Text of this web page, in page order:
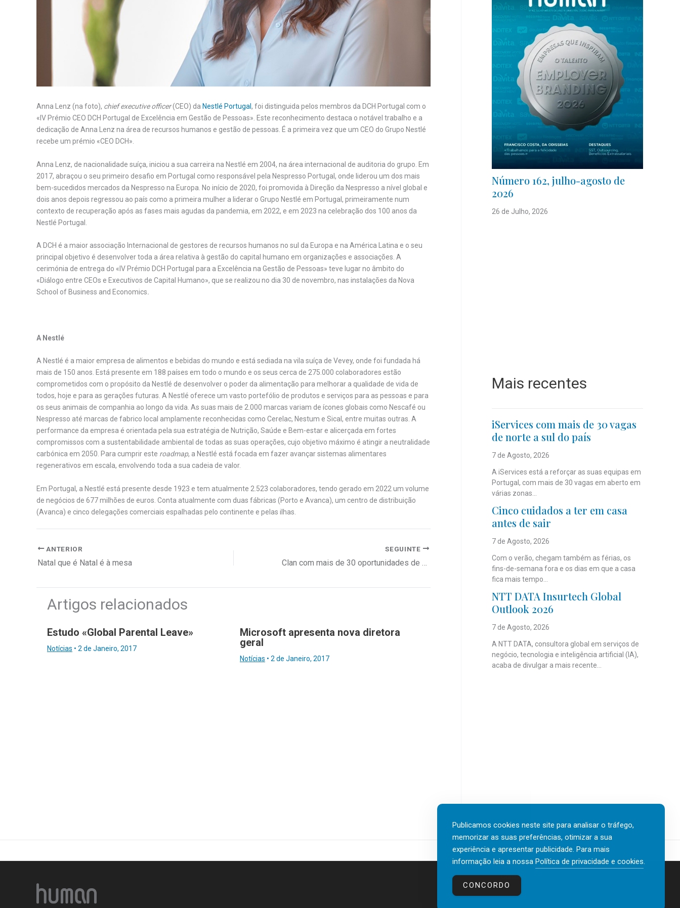
Anna Lenz (na foto), chief executive officer(CEO) da Nestlé Portugal, foi distinguida pelos membros da DCH Portugal com o
«IV Prémio CEO DCH Portugal de Excelência em Gestão de Pessoas». Este reconhecimento destaca o notável trabalho e a
dedicação de Anna Lenz na área de recursos humanos e gestão de pessoas. É a primeira vez que um CEO do Grupo Nestlé
recebe um prémio «CEO DCH».
Anna Lenz, de nacionalidade suíça, iniciou a sua carreira na Nestlé em 2004, na área internacional de auditoria do grupo. Em
2017, abraçou o seu primeiro desafio em Portugal como responsável pela Nespresso Portugal, onde liderou um dos mais
bem-sucedidos mercados da Nespresso na Europa. No início de 2020, foi promovida à Direção da Nespresso a nível global e
dois anos depois regressou ao país como a primeira mulher a liderar o Grupo Nestlé em Portugal, primeiramente num
contexto de recuperação após as fases mais agudas da pandemia, em 2022, e em 2023 na celebração dos 100 anos da
Nestlé Portugal.
A DCH é a maior associação Internacional de gestores de recursos humanos no sul da Europa e na América Latina e o seu
principal objetivo é desenvolver toda a área relativa à gestão do capital humano em organizações e associações. A
cerimónia de entrega do «IV Prémio DCH Portugal para a Excelência na Gestão de Pessoas» teve lugar no âmbito do
«Diálogo entre CEOs e Executivos de Capital Humano», que se realizou no dia 30 de novembro, nas instalações da Nova
School of Business and Economics.
A Nestlé
A Nestlé é a maior empresa de alimentos e bebidas do mundo e está sediada na vila suíça de Vevey, onde foi fundada há
mais de 150 anos. Está presente em 188 países em todo o mundo e os seus cerca de 275.000 colaboradores estão
comprometidos com o propósito da Nestlé de desenvolver o poder da alimentação para melhorar a qualidade de vida de
todos, hoje e para as gerações futuras. A Nestlé oferece um vasto portefólio de produtos e serviços para as pessoas e para
os seus animais de companhia ao longo da vida. As suas mais de 2.000 marcas variam de ícones globais como Nescafé ou
Nespresso até marcas de fabrico local amplamente reconhecidas como Cerelac, Nestum e Sical, entre muitas outras. A
performance da empresa é orientada pela sua estratégia de Nutrição, Saúde e Bem-estar e alicerçada em fortes
compromissos com a sustentabilidade ambiental de todas as suas operações, cujo objetivo máximo é atingir a neutralidade
carbónica em 2050. Para cumprir este roadmap, a Nestlé está focada em fazer avançar sistemas alimentares
regenerativos em escala, envolvendo toda a sua cadeia de valor.
Em Portugal, a Nestlé está presente desde 1923 e tem atualmente 2.523 colaboradores, tendo gerado em 2022 um volume
de negócios de 677 milhões de euros. Conta atualmente com duas fábricas (Porto e Avanca), um centro de distribuição
(Avanca) e cinco delegações comerciais espalhadas pelo continente e pelas ilhas.
ANTERIOR
Natal que é Natal é à mesa
SEGUINTE
Clan com mais de 30 oportunidades de emprego para motoristas de pesados
Artigos relacionados
Estudo «Global Parental Leave»
Notícias • 2 de Janeiro, 2017
Microsoft apresenta nova diretora
geral
Notícias • 2 de Janeiro, 2017
Número 162, julho-agosto de
2026
26 de Julho, 2026
Mais recentes
iServices com mais de 30 vagas
de norte a sul do país
7 de Agosto, 2026
A iServices está a reforçar as suas equipas em
Portugal, com mais de 30 vagas em aberto em
várias zonas...
Cinco cuidados a ter em casa
antes de sair
7 de Agosto, 2026
Com o verão, chegam também as férias, os
fins-de-semana fora e os dias em que a casa
fica mais tempo...
NTT DATA Insurtech Global
Outlook 2026
7 de Agosto, 2026
A NTT DATA, consultora global em serviços de
negócio, tecnologia e inteligência artificial (IA),
acaba de divulgar a mais recente...
Contactos
Publicamos cookies neste site para analisar o tráfego,
memorizar as suas preferências, otimizar a sua
experiência e apresentar publicidade. Para mais
informação leia a nossa Política de privacidade e cookies.
CONCORDO